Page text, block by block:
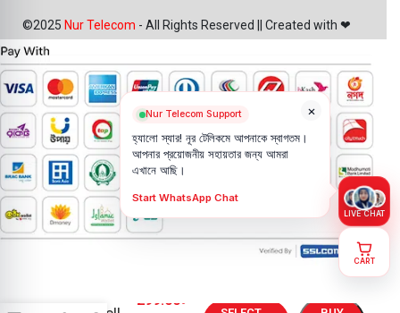
©2025 Nur Telecom - All Rights Reserved || Created with ❤
299.00৳
×
Nur Telecom Support
হ্যালো স্যার! নূর টেলিকমে আপনাকে স্বাগতম।
আপনার প্রয়োজনীয় সহায়তার জন্য আমরা
এখানে আছি।
Start WhatsApp Chat
LIVE CHAT
CART